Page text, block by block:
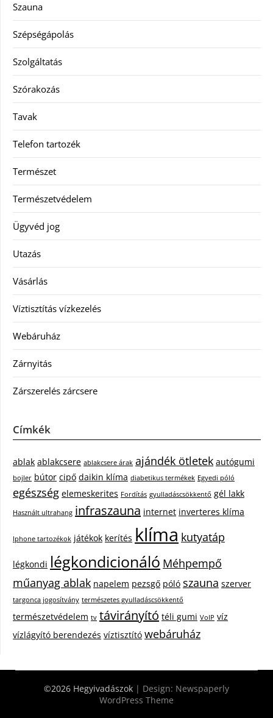
Szauna
Szépségápolás
Szolgáltatás
Szórakozás
Tavak
Telefon tartozék
Természet
Természetvédelem
Ügyvéd jog
Utazás
Vásárlás
Víztisztítás vízkezelés
Webáruház
Zárnyitás
Zárszerelés zárcsere
Címkék
ablak ablakcsere ablakcsere árak ajándék ötletek autógumi
bojler bútor cipő daikin klíma diabetikus termékek Egyedi póló
egészség elemeskerites Fordítás gyulladáscsökkentő gél lakk
Használt ultrahang infraszauna internet inverteres klíma
Iphone tartozékok játékok kerítés klíma kutyatáp
légkondi légkondicionáló Méhpempő
műanyag ablak napelem pezsgő póló szauna szerver
targonca jogosítvány természetes gyulladáscsökkentő
természetvédelem tv távirányító téli gumi VoIP víz
vízlágyító berendezés víztisztító webáruház
©2026 Hegyivadászok | Design: Newspaperly
WordPress Theme